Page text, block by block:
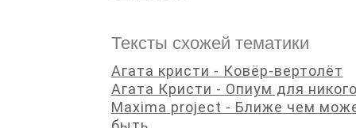
Тексты схожей тематики
Агата кристи - Ковёр-вертолёт
Агата Кристи - Опиум для
Maxima project - Ближе чем